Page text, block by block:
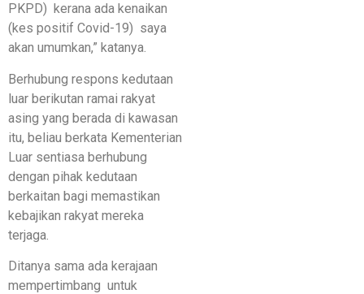
PKPD) kerana ada kenaikan
(kes positif Covid-19) saya
akan umumkan,” katanya.
Berhubung respons kedutaan
luar berikutan ramai rakyat
asing yang berada di kawasan
itu, beliau berkata Kementerian
Luar sentiasa berhubung
dengan pihak kedutaan
berkaitan bagi memastikan
kebajikan rakyat mereka
terjaga.
Ditanya sama ada kerajaan
mempertimbang untuk